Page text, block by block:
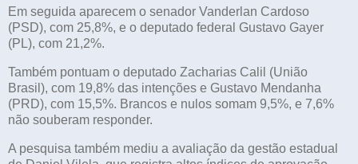
Em seguida aparecem o senador Vanderlan Cardoso
(PSD), com 25,8%, e o deputado federal Gustavo Gayer
(PL), com 21,2%.
Também pontuam o deputado Zacharias Calil (União
Brasil), com 19,8% das intenções e Gustavo Mendanha
(PRD), com 15,5%. Brancos e nulos somam 9,5%, e 7,6%
não souberam responder.
A pesquisa também mediu a avaliação da gestão estadual